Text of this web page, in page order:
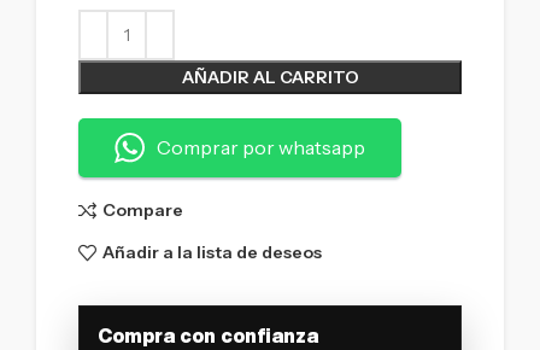
AÑADIR AL CARRITO
Comprar por whatsapp
Compare
Añadir a la lista de deseos
Compra con confianza